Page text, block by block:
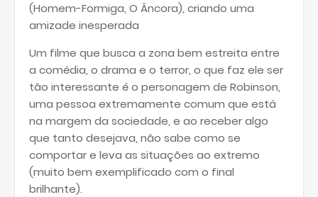
(Homem-Formiga, O Âncora), criando uma
amizade inesperada
Um filme que busca a zona bem estreita entre
a comédia, o drama e o terror, o que faz ele ser
tão interessante é o personagem de Robinson,
uma pessoa extremamente comum que está
na margem da sociedade, e ao receber algo
que tanto desejava, não sabe como se
comportar e leva as situações ao extremo
(muito bem exemplificado com o final
brilhante).